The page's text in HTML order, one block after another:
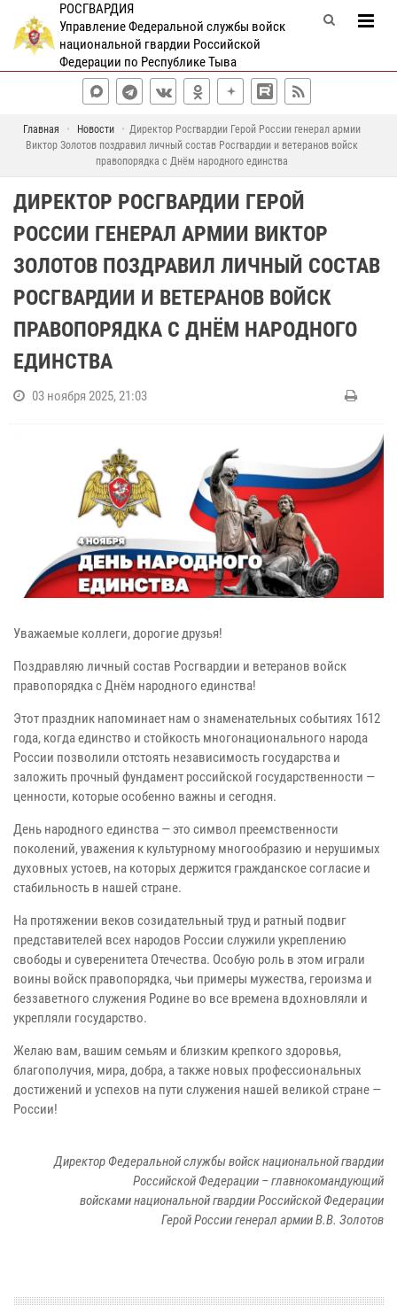
РОСГВАРДИЯ
Управление Федеральной службы войск
национальной гвардии Российской
Федерации по Республике Тыва
Главная Новости
Директор Росгвардии Герой России генерал армии
Виктор Золотов поздравил личный состав Росгвардии и ветеранов войск
правопорядка с Днём народного единства
ДИРЕКТОР РОСГВАРДИИ ГЕРОЙ
РОССИИ ГЕНЕРАЛ АРМИИ ВИКТОР
ЗОЛОТОВ ПОЗДРАВИЛ ЛИЧНЫЙ СОСТАВ
РОСГВАРДИИ И ВЕТЕРАНОВ ВОЙСК
ПРАВОПОРЯДКА С ДНЁМ НАРОДНОГО
ЕДИНСТВА
03 ноября 2025, 21:03
Уважаемые коллеги, дорогие друзья!
Поздравляю личный состав Росгвардии и ветеранов войск
правопорядка с Днём народного единства!
Этот праздник напоминает нам о знаменательных событиях 1612
года, когда единство и стойкость многонационального народа
России позволили отстоять независимость государства и
заложить прочный фундамент российской государственности —
ценности, которые особенно важны и сегодня.
День народного единства — это символ преемственности
поколений, уважения к культурному многообразию и нерушимых
духовных устоев, на которых держится гражданское согласие и
стабильность в нашей стране.
На протяжении веков созидательный труд и ратный подвиг
представителей всех народов России служили укреплению
свободы и суверенитета Отечества. Особую роль в этом играли
воины войск правопорядка, чьи примеры мужества, героизма и
беззаветного служения Родине во все времена вдохновляли и
укрепляли государство.
Желаю вам, вашим семьям и близким крепкого здоровья,
благополучия, мира, добра, а также новых профессиональных
достижений и успехов на пути служения нашей великой стране —
России!
Директор Федеральной службы войск национальной гвардии
Российской Федерации – главнокомандующий
войсками национальной гвардии Российской Федерации
Герой России генерал армии В.В. Золотов